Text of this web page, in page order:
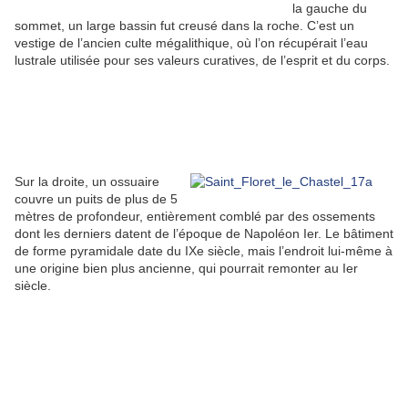
la gauche du
sommet, un large bassin fut creusé dans la roche. C’est un
vestige de l’ancien culte mégalithique, où l’on récupérait l’eau
lustrale utilisée pour ses valeurs curatives, de l’esprit et du corps.
Sur la droite, un ossuaire
couvre un puits de plus de 5
mètres de profondeur, entièrement comblé par des ossements
dont les derniers datent de l’époque de Napoléon Ier. Le bâtiment
de forme pyramidale date du IXe siècle, mais l’endroit lui-même à
une origine bien plus ancienne, qui pourrait remonter au Ier
siècle.